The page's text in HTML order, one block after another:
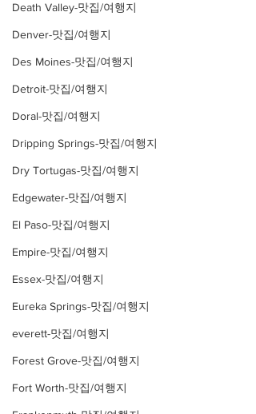
Death Valley-맛집/여행지
Denver-맛집/여행지
Des Moines-맛집/여행지
Detroit-맛집/여행지
Doral-맛집/여행지
Dripping Springs-맛집/여행지
Dry Tortugas-맛집/여행지
Edgewater-맛집/여행지
El Paso-맛집/여행지
Empire-맛집/여행지
Essex-맛집/여행지
Eureka Springs-맛집/여행지
everett-맛집/여행지
Forest Grove-맛집/여행지
Fort Worth-맛집/여행지